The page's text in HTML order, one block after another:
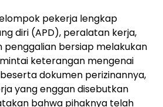
pekerja lengkap
diri (APD), peralatan kerja,
bersiap melakukan
keterangan mengenai
dokumen perizinannya,
yang enggan disebutkan
bahwa pihaknya telah